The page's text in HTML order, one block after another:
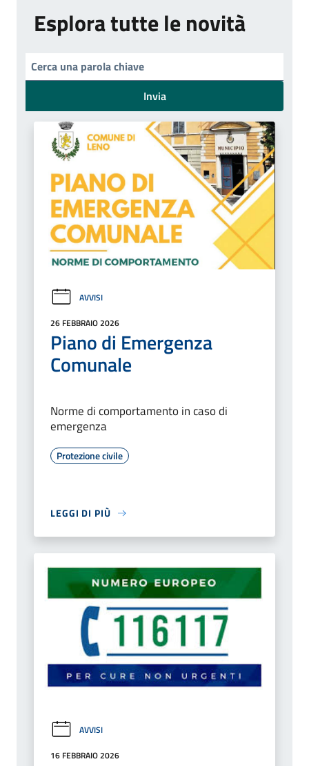
Esplora tutte le novità
Invia
AVVISI
26 FEBBRAIO 2026
Piano di Emergenza
Comunale
Norme di comportamento in caso di
emergenza
Protezione civile
LEGGI DI PIÙ
AVVISI
16 FEBBRAIO 2026